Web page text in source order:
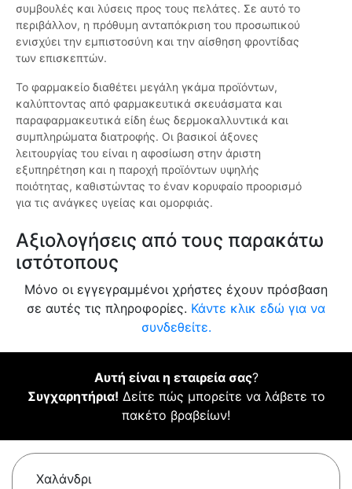
συμβουλές και λύσεις προς τους πελάτες. Σε αυτό το
περιβάλλον, η πρόθυμη ανταπόκριση του προσωπικού
ενισχύει την εμπιστοσύνη και την αίσθηση φροντίδας
των επισκεπτών.
Το φαρμακείο διαθέτει μεγάλη γκάμα προϊόντων,
καλύπτοντας από φαρμακευτικά σκευάσματα και
παραφαρμακευτικά είδη έως δερμοκαλλυντικά και
συμπληρώματα διατροφής. Οι βασικοί άξονες
λειτουργίας του είναι η αφοσίωση στην άριστη
εξυπηρέτηση και η παροχή προϊόντων υψηλής
ποιότητας, καθιστώντας το έναν κορυφαίο προορισμό
για τις ανάγκες υγείας και ομορφιάς.
Αξιολογήσεις από τους παρακάτω
ιστότοπους
Μόνο οι εγγεγραμμένοι χρήστες έχουν πρόσβαση
σε αυτές τις πληροφορίες. Κάντε κλικ εδώ για να
συνδεθείτε.
Αυτή είναι η εταιρεία σας?
Συγχαρητήρια! Δείτε πώς μπορείτε να λάβετε το
πακέτο βραβείων!
Χαλάνδρι